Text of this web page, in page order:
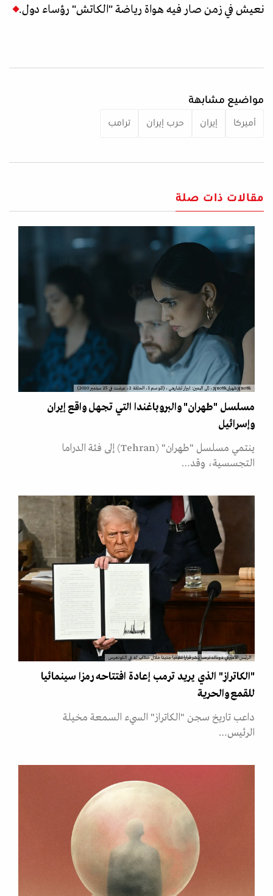
نعيش في زمن صار فيه هواة رياضة "الكاتش" رؤساء دول.
مواضيع مشابهة
أميركا إيران حرب إيران ترامب
مقالات ذات صلة
&quot;طهران&quot;، إلى اليمين: ليراز تشارهي، (الموسم 1، الحلقة 2، عرضت في 25 سبتمبر 2020)
مسلسل "طهران" والبروباغندا التي تجهل واقع إيران
وإسرائيل
ينتمي مسلسل "طهران" (Tehran) إلى فئة الدراما
التجسسية، وقد…
الرئيس الأميركي دونالد ترمب ينشر قرارا تنفيذيا جديدا خلال خطاب له في الكونغرس
"الكاتراز" الذي يريد ترمب إعادة افتتاحه رمزا سينمائيا
للقمع والحرية
داعب تاريخ سجن "الكاتراز" السيء السمعة مخيلة
الرئيس…